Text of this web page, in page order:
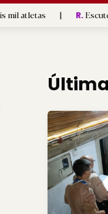
| R.Escuteiros de Garfe